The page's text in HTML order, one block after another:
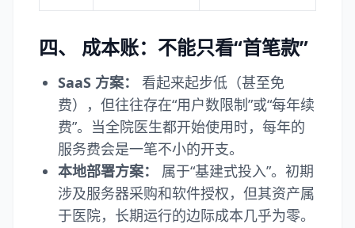
四、 成本账：不能只看“首笔款”
SaaS 方案：
看起来起步低（甚至免
费），但往往存在“用户数限制”或“每年续
费”。当全院医生都开始使用时，每年的
服务费会是一笔不小的开支。
本地部署方案：
属于“基建式投入”。初期
涉及服务器采购和软件授权，但其资产属
于医院，长期运行的边际成本几乎为零。